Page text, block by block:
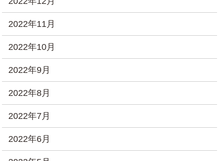
2022年11月
2022年10月
2022年9月
2022年8月
2022年7月
2022年6月